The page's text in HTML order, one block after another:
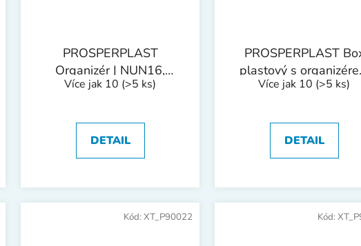
PROSPERPLAST
Organizér | NUN16,
400x298x85 mm
Více jak 10 (>5 ks)
DETAIL
PROSPERPLAST
plastový s
EVO | 476x260x256
Více jak 10 (>5 ks)
DETAIL
Kód: XT_P90022 Kód: